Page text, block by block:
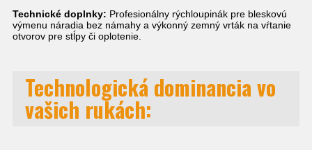
Technické doplnky: Profesionálny rýchloupinák pre bleskovú
výmenu náradia bez námahy a výkonný zemný vrták na vŕtanie
otvorov pre stĺpy či oplotenie.
Technologická dominanciavo
vašich rukách: